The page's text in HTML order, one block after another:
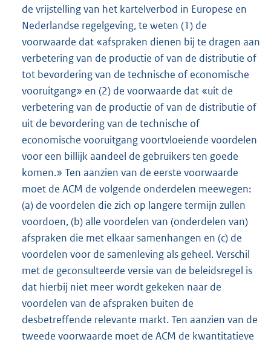
de vrijstelling van het kartelverbod in Europese en
Nederlandse regelgeving, te weten (1) de
voorwaarde dat «afspraken dienen bij te dragen aan
verbetering van de productie of van de distributie of
tot bevordering van de technische of economische
vooruitgang» en (2) de voorwaarde dat «uit de
verbetering van de productie of van de distributie of
uit de bevordering van de technische of
economische vooruitgang voortvloeiende voordelen
voor een billijk aandeel de gebruikers ten goede
komen.» Ten aanzien van de eerste voorwaarde
moet de ACM de volgende onderdelen meewegen:
(a) de voordelen die zich op langere termijn zullen
voordoen, (b) alle voordelen van (onderdelen van)
afspraken die met elkaar samenhangen en (c) de
voordelen voor de samenleving als geheel. Verschil
met de geconsulteerde versie van de beleidsregel is
dat hierbij niet meer wordt gekeken naar de
voordelen van de afspraken buiten de
desbetreffende relevante markt. Ten aanzien van de
tweede voorwaarde moet de ACM de kwantitatieve